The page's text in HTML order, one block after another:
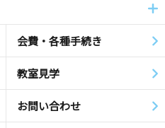
会費・各種手続き
教室見学
お問い合わせ